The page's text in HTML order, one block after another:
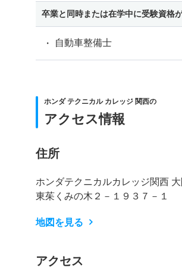
卒業と同時または在学中に受験資格
自動車整備士
ホンダ テクニカル カレッジ 関西の
アクセス情報
住所
ホンダテクニカルカレッジ関西
東茱くみの木２－１９３７－１
地図を見る
アクセス